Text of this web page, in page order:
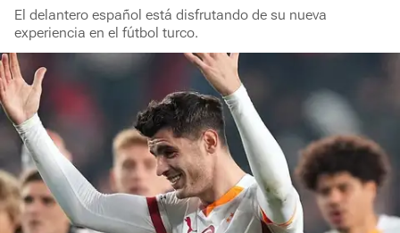
El delantero español está disfrutando de su nueva
experiencia en el fútbol turco.